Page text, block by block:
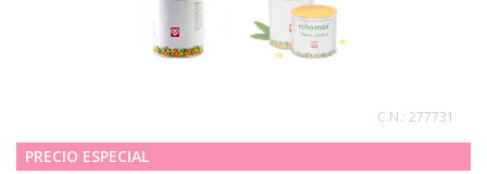
C.N.: 277731
PRECIO ESPECIAL